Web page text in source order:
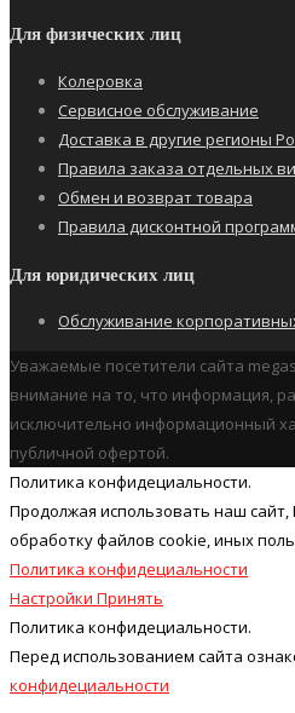
Для физических лиц
Колеровка
Сервисное обслуживание
Доставка в другие регионы
Правила заказа отдельных
Обмен и возврат товара
Правила дисконтной
Для юридических лиц
Обслуживание
Уважаемые посетители сайта
внимание на то, что информация,
исключительно информационный
публичной офертой.
Политика конфидециальности.
Продолжая использовать наш cайт,
обработку файлов cookie, иных
Политика конфидециальности
Настройки Принять
Политика конфидециальности.
Перед использованием сайта
конфидециальности